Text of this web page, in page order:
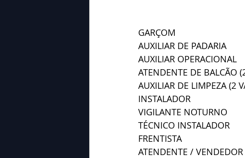
GARÇOM
AUXILIAR DE PADARIA
AUXILIAR OPERACIONAL
ATENDENTE DE BALCÃO
AUXILIAR DE LIMPEZA (2
INSTALADOR
VIGILANTE NOTURNO
TÉCNICO INSTALADOR
FRENTISTA
ATENDENTE / VENDEDOR